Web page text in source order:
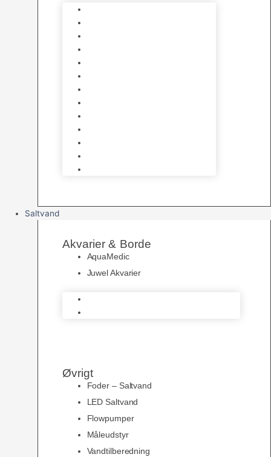
Saltvand
Akvarier & Borde
AquaMedic
Juwel Akvarier
Øvrigt
Foder – Saltvand
LED Saltvand
Flowpumper
Måleudstyr
Vandtilberedning